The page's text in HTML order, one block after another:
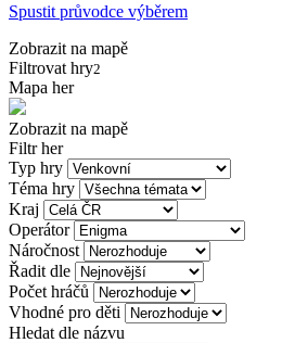
Spustit průvodce výběrem
Zobrazit na mapě
Filtrovat hry2
Mapa her
Zobrazit na mapě
Filtr her
Typ hry
Téma hry
Kraj
Operátor
Náročnost
Řadit dle
Počet hráčů
Vhodné pro děti
Hledat dle názvu